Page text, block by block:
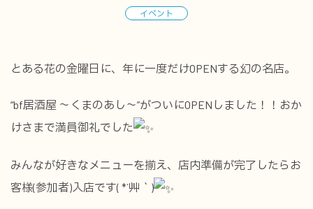
イベント
とある花の金曜日に、年に一度だけOPENする幻の名店。
“bf居酒屋 ～くまのあし～”がついにOPENしました！！おか
けさまで満員御礼でした
みんなが好きなメニューを揃え、店内準備が完了したらお
客様(参加者)入店です( *´艸｀)